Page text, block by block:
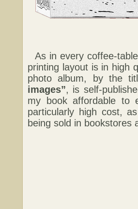
As in every coffee-
printing layout is in high
photo album, by the
images”, is self-
my book affordable to
particularly high cost,
being sold in bookstores